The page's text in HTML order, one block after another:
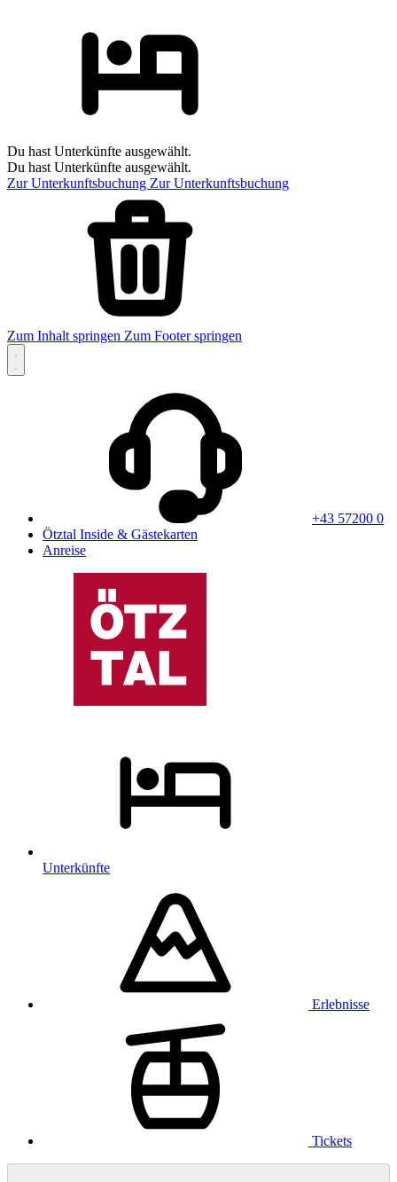
Du hast Unterkünfte ausgewählt.
Du hast Unterkünfte ausgewählt.
Zur Unterkunftsbuchung Zur Unterkunftsbuchung
Zum Inhalt springen Zum Footer springen
+43 57200 0
Ötztal Inside & Gästekarten
Anreise
Unterkünfte
Erlebnisse
Tickets